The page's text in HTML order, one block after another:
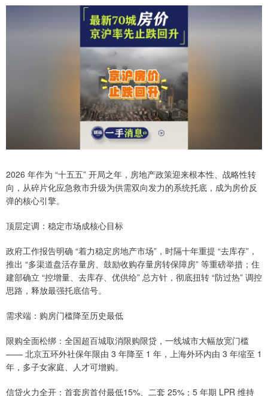
2026 年作为 “十五五” 开局之年，房地产政策迎来根本性、战略性转
向，从碎片化应急救市升级为供需双向发力的系统托底，成为房价反
弹的核心引擎。
顶层定调：稳定市场成核心目标
政府工作报告明确 “着力稳定房地产市场”，时隔十年重提 “去库存”，
推出 “多渠道盘活存量房、鼓励收购存量房转保障房” 等重磅举措；住
建部确立 “控增量、去库存、优供给” 总方针，彻底扭转 “防过热” 调控
思路，释放最强托底信号。
需求端：购房门槛降至历史最低
限购全面松绑：全国超百城取消限购限贷，一线城市大幅放宽门槛
—— 北京五环外社保年限由 3 年降至 1 年，上海外环内由 3 年缩至 1
年，多子女家庭、人才可增购。
信贷火力全开：首套房首付最低15%、二套 25%；5 年期 LPR 维持